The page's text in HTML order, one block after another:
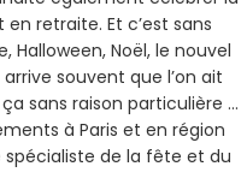
retraite. Et c’est sans
Halloween, Noël, le nouvel
souvent que l’on ait
sans raison particulière …
à Paris et en région
spécialiste de la fête et du